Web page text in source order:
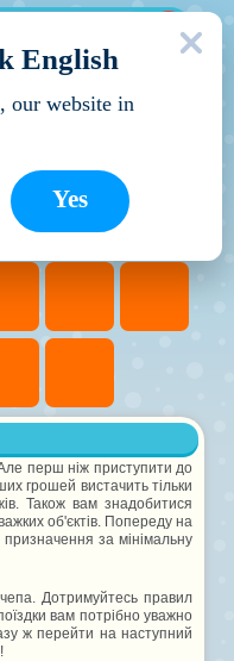
перш ніж приступити до
грошей вистачить тільки
Також вам знадобитися
об'єктів. Попереду на
призначення за мінімальну
Дотримуйтесь правил
вам потрібно уважно
ж перейти на наступний
English
, our website in
Yes